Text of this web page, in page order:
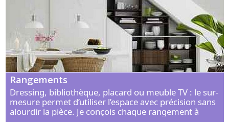
Rangements
Dressing, bibliothèque, placard ou meuble TV : le sur-
mesure permet d’utiliser l’espace avec précision sans
alourdir la pièce. Je conçois chaque rangement à